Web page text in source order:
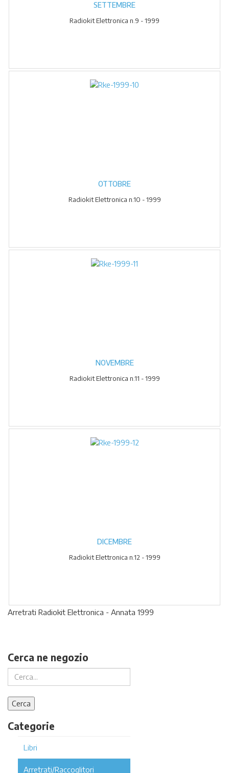
SETTEMBRE
Radiokit Elettronica n.9 - 1999
OTTOBRE
Radiokit Elettronica n.10 - 1999
NOVEMBRE
Radiokit Elettronica n.11 - 1999
DICEMBRE
Radiokit Elettronica n.12 - 1999
Arretrati Radiokit Elettronica - Annata 1999
Cerca ne negozio
Categorie
Libri
Arretrati/Raccoglitori